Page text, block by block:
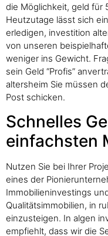
die Möglichkeit, geld für
Heutzutage lässt sich
erledigen, investition
von unseren
weniger ins Gewicht.
sein Geld “Profis”
altersheim Sie müssen
Post schicken.
Schnelles
einfachsten
Nutzen Sie bei Ihrer
eines der
Immobilieninvestings
Qualitätsimmobilien, in
einzusteigen. In algen
empfiehlt, dass wir die